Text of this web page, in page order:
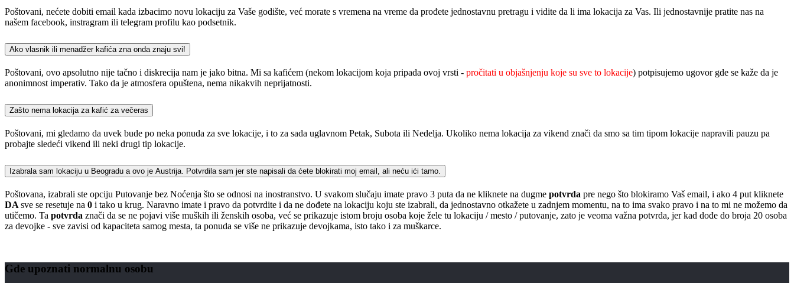
Poštovani, nećete dobiti email kada izbacimo novu lokaciju za Vaše godište, već morate s vremena na vreme da prođete jednostavnu pretragu i vidite da li ima lokacija za Vas. Ili jednostavnije pratite nas na
našem facebook, instragram ili telegram profilu kao podsetnik.
Ako vlasnik ili menadžer kafića zna onda znaju svi!
Poštovani, ovo apsolutno nije tačno i diskrecija nam je jako bitna. Mi sa kafićem (nekom lokacijom koja pripada ovoj vrsti - pročitati u objašnjenju koje su sve to lokacije) potpisujemo ugovor gde se kaže da je
anonimnost imperativ. Tako da je atmosfera opuštena, nema nikakvih neprijatnosti.
Zašto nema lokacija za kafić za večeras
Poštovani, mi gledamo da uvek bude po neka ponuda za sve lokacije, i to za sada uglavnom Petak, Subota ili Nedelja. Ukoliko nema lokacija za vikend znači da smo sa tim tipom lokacije napravili pauzu pa
probajte sledeći vikend ili neki drugi tip lokacije.
Izabrala sam lokaciju u Beogradu a ovo je Austrija. Potvrdila sam jer ste napisali da ćete blokirati moj email, ali neću ići tamo.
Poštovana, izabrali ste opciju Putovanje bez Noćenja što se odnosi na inostranstvo. U svakom slučaju imate pravo 3 puta da ne kliknete na dugme potvrda pre nego što blokiramo Vaš email, i ako 4 put kliknete
DA sve se resetuje na 0 i tako u krug. Naravno imate i pravo da potvrdite i da ne dođete na lokaciju koju ste izabrali, da jednostavno otkažete u zadnjem momentu, na to ima svako pravo i na to mi ne možemo da
utičemo. Ta potvrda znači da se ne pojavi više muških ili ženskih osoba, već se prikazuje istom broju osoba koje žele tu lokaciju / mesto / putovanje, zato je veoma važna potvrda, jer kad dođe do broja 20 osoba
za devojke - sve zavisi od kapaciteta samog mesta, ta ponuda se više ne prikazuje devojkama, isto tako i za muškarce.
Gde upoznati normalnu osobu